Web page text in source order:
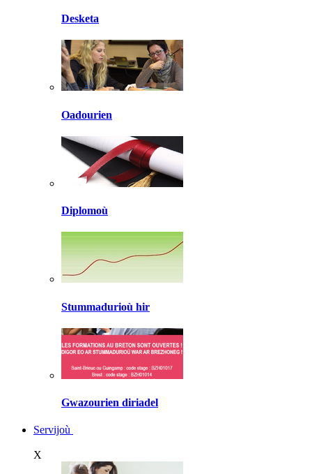
Desketa
Oadourien
Diplomoù
Stummadurioù hir
Gwazourien diriadel
Servijoù
X